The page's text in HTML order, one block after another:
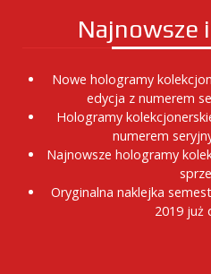
Najnowsze
Nowe hologramy
edycja z numerem
Hologramy
numerem
Najnowsze hologramy
Oryginalna naklejka
2019 już